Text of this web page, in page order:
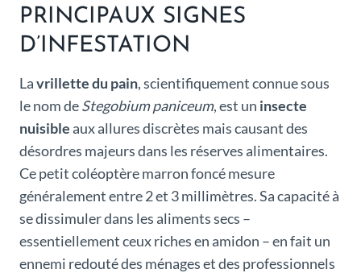
PRINCIPAUX SIGNES
D’INFESTATION
Lavrillette du pain, scientifiquement connue sous
le nom deStegobium paniceum, est un insecte
nuisibleaux allures discrètes mais causant des
désordres majeurs dans les réserves alimentaires.
Ce petit coléoptère marron foncé mesure
généralement entre 2 et 3 millimètres. Sa capacité à
se dissimuler dans les aliments secs –
essentiellement ceux riches en amidon – en fait un
ennemi redouté des ménages et des professionnels